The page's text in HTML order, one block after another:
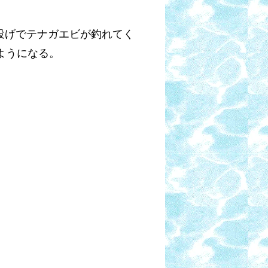
でテナガエビが釣れてく
になる。